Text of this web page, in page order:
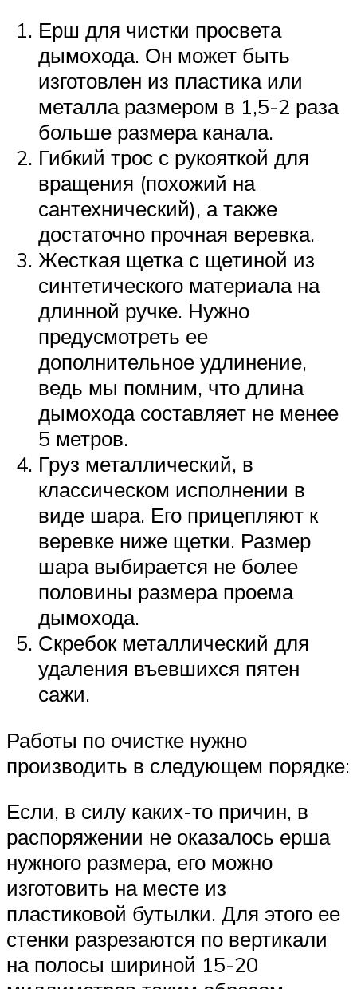
Ерш для чистки просвета
дымохода. Он может быть
изготовлен из пластика или
металла размером в 1,5-2 раза
больше размера канала.
Гибкий трос с рукояткой для
вращения (похожий на
сантехнический), а также
достаточно прочная веревка.
Жесткая щетка с щетиной из
синтетического материала на
длинной ручке. Нужно
предусмотреть ее
дополнительное удлинение,
ведь мы помним, что длина
дымохода составляет не менее
5 метров.
Груз металлический, в
классическом исполнении в
виде шара. Его прицепляют к
веревке ниже щетки. Размер
шара выбирается не более
половины размера проема
дымохода.
Скребок металлический для
удаления въевшихся пятен
сажи.
Работы по очистке нужно
производить в следующем порядке:
Если, в силу каких-то причин, в
распоряжении не оказалось ерша
нужного размера, его можно
изготовить на месте из
пластиковой бутылки. Для этого ее
стенки разрезаются по вертикали
на полосы шириной 15-20